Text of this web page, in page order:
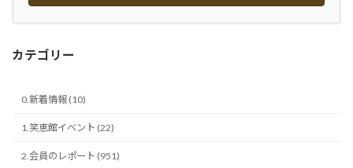
カテゴリー
0.新着情報 (10)
1.笑恵館イベント (22)
2.会員のレポート (951)